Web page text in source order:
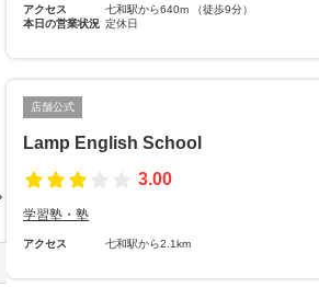
アクセス
七和駅から640m （徒歩9分）
本日の営業状況 定休日
店舗公式
Lamp English School
3.00
学習塾・塾
アクセス 七和駅から2.1km